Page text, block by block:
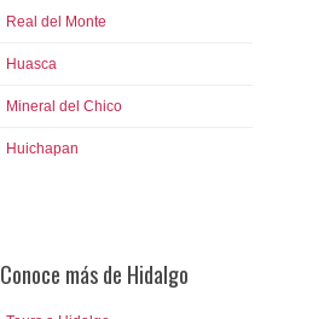
Real del Monte
Huasca
Mineral del Chico
Huichapan
Conoce más de Hidalgo